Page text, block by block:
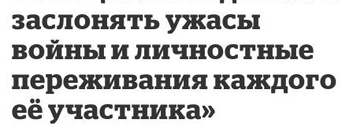
заслонять ужасы
войны и личностные
переживания каждого
её участника»